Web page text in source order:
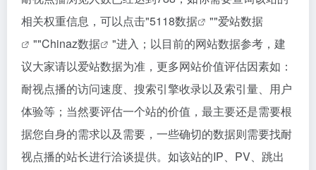
相关权重信息，可以点击"5118数据 ""爱站数据
""Chinaz数据
"进入；以目前的网站数据参考，建
议大家请以爱站数据为准，更多网站价值评估因素如：
耐视点播的访问速度、搜索引擎收录以及索引量、用户
体验等；当然要评估一个站的价值，最主要还是需要根
据您自身的需求以及需要，一些确切的数据则需要找耐
视点播的站长进行洽谈提供。如该站的IP、PV、跳出